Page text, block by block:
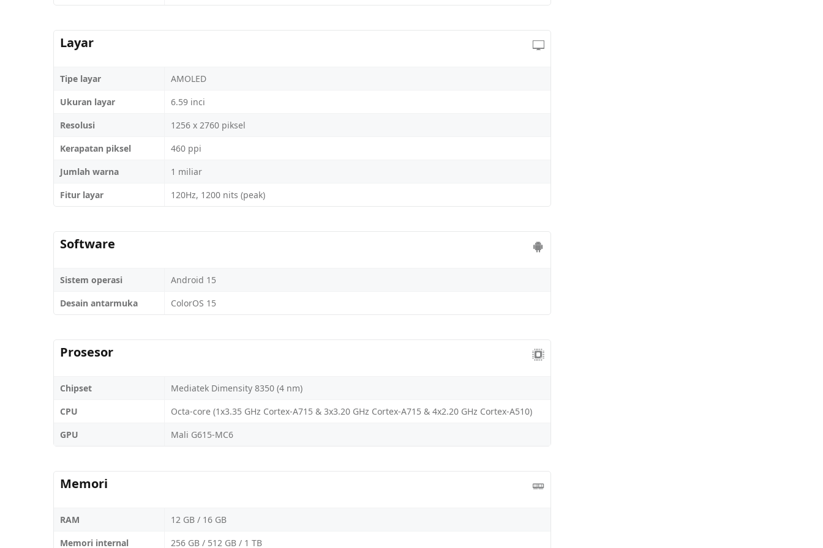
Layar
Tipe layar
AMOLED
Ukuran layar
6.59 inci
Resolusi
1256 x 2760 piksel
Kerapatan piksel
460 ppi
Jumlah warna
1 miliar
Fitur layar
120Hz, 1200 nits (peak)
Software
Sistem operasi
Android 15
Desain antarmuka
ColorOS 15
Prosesor
Chipset
Mediatek Dimensity 8350 (4 nm)
CPU
Octa-core (1x3.35 GHz Cortex-A715 & 3x3.20 GHz Cortex-A715 & 4x2.20 GHz Cortex-A510)
GPU
Mali G615-MC6
Memori
RAM
12 GB / 16 GB
Memori internal
256 GB / 512 GB / 1 TB